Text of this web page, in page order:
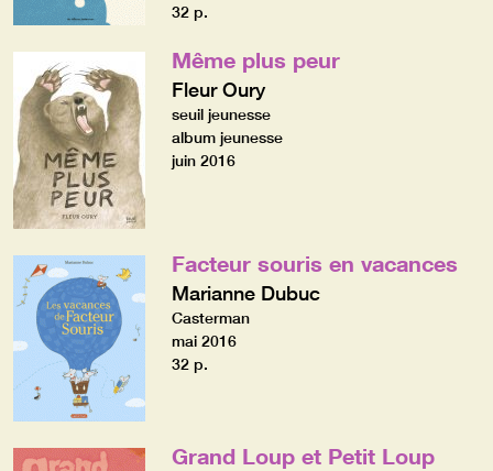
32 p.
Même plus peur
Fleur Oury
seuil jeunesse
album jeunesse
juin 2016
Facteur souris en vacances
Marianne Dubuc
Casterman
mai 2016
32 p.
Grand Loup et Petit Loup